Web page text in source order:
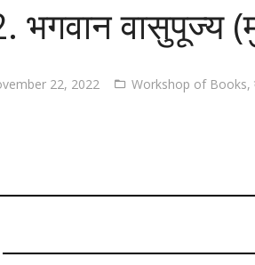
भगवान वासुपूज्य
22, 2022 Workshop of Books,